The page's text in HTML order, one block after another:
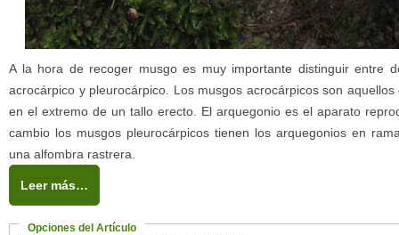
A la hora de recoger musgo es muy importante distinguir entre
acrocárpico y pleurocárpico. Los musgos acrocárpicos son
en el extremo de un tallo erecto. El arquegonio es el aparato
cambio los musgos pleurocárpicos tienen los arquegonios en
una alfombra rastrera.
Leer más…
Opciones del Artículo